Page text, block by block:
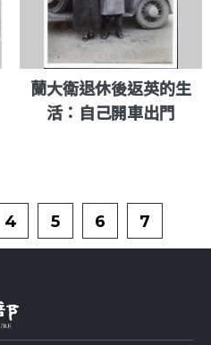
蘭大衛退休後返英的生
活：自己開車出門
4 5 6 7